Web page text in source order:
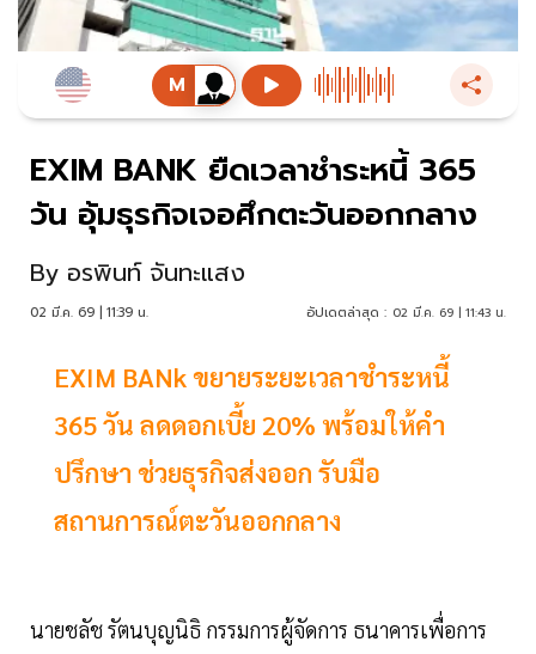
EXIM BANK ยืดเวลาชำระหนี้ 365
วัน อุ้มธุรกิจเจอศึกตะวันออกกลาง
By อรพินท์ จันทะแสง
02 มี.ค. 69 | 11:39 น. อัปเดตล่าสุด : 02 มี.ค. 69 | 11:43 น.
EXIM BANk ขยายระยะเวลาชำระหนี้
365 วัน ลดดอกเบี้ย 20% พร้อมให้คำ
ปรึกษา ช่วยธุรกิจส่งออก รับมือ
สถานการณ์ตะวันออกกลาง
นายชลัช รัตนบุญนิธิ กรรมการผู้จัดการ ธนาคารเพื่อการ